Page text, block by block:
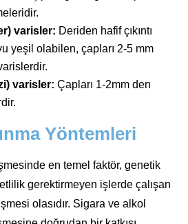
varisler: Deriden hafif çıkıntı
yeşil olabilen, çapları 2-5 mm
varisler: Çapları 1-2mm den
Yöntemleri
en temel faktör, genetik
gerektirmeyen işlerde çalışan
olasıdır. Sigara ve alkol